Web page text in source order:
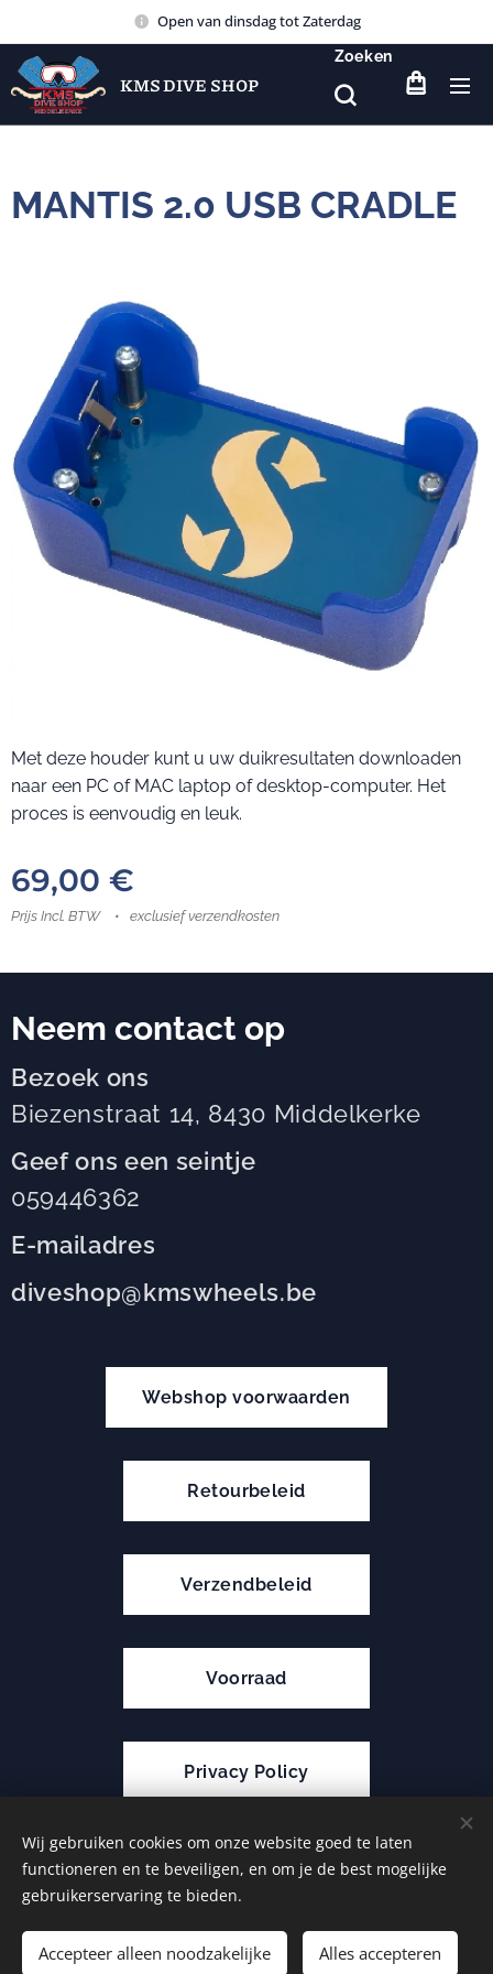
Open van dinsdag tot Zaterdag
KMS DIVE SHOP
Zoeken
MANTIS 2.0 USB CRADLE
Met deze houder kunt u uw duikresultaten downloaden
naar een PC of MAC laptop of desktop-computer. Het
proces is eenvoudig en leuk.
69,00 €
Prijs Incl. BTW exclusief verzendkosten
Toevoegen aan de winkelwagen
Neem contact op
Bezoek ons
Biezenstraat 14, 8430 Middelkerke
Geef ons een seintje
059446362
E-mailadres
diveshop@kmswheels.be
Webshop voorwaarden
Retourbeleid
Verzendbeleid
Voorraad
Privacy Policy
Cookies
Wij gebruiken cookies om onze website goed te laten
functioneren en te beveiligen, en om je de best mogelijke
gebruikerservaring te bieden.
Accepteer alleen noodzakelijke Alles accepteren